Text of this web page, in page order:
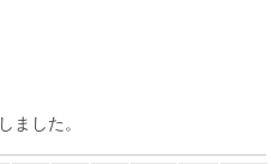
した。